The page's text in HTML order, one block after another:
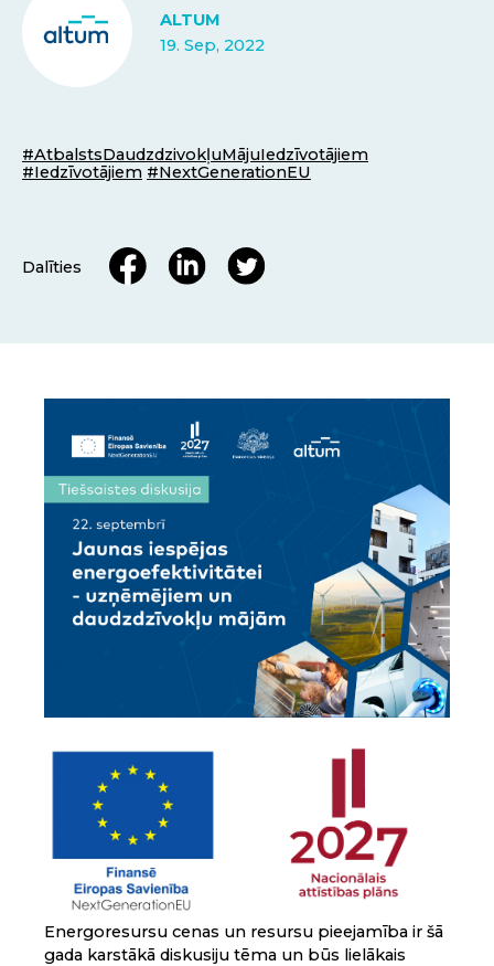
ALTUM
19. Sep, 2022
#AtbalstsDaudzdzivokļuMājuIedzīvotājiem
#Iedzīvotājiem #NextGenerationEU
Dalīties
Energoresursu cenas un resursu pieejamība ir šā
gada karstākā diskusiju tēma un būs lielākais